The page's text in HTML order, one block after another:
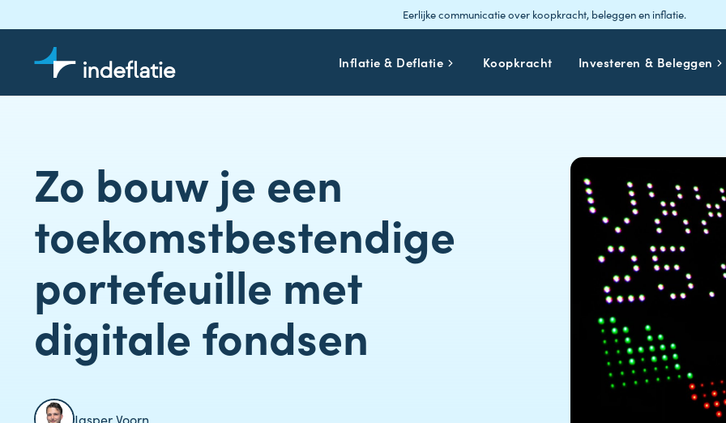
Eerlijke communicatie over koopkracht, beleggen en inflatie.
Inflatie & Deflatie Koopkracht Investeren & Beleggen
Zo bouw je een
toekomstbestendige
portefeuille met
digitale fondsen
Jasper Voorn